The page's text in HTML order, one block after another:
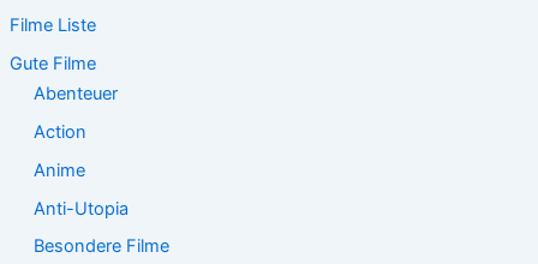
n
n
Filme Liste
Gute Filme
Abenteuer
Action
Anime
Anti-Utopia
Besondere Filme